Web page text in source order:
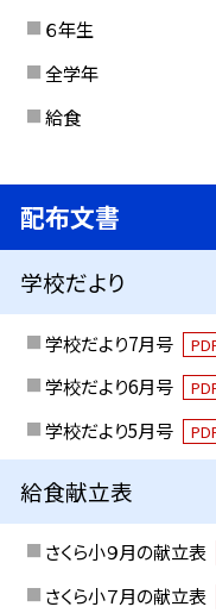
６年生
全学年
給食
配布文書
学校だより
学校だより7月号
学校だより6月号
学校だより5月号
給食献立表
さくら小９月の献立表
さくら小７月の献立表